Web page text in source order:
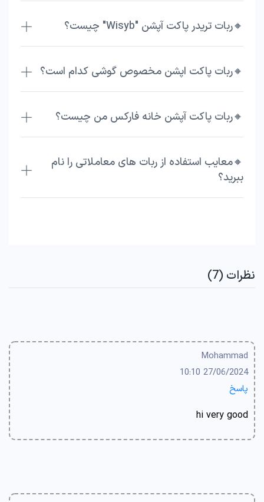
🔸ربات تریدر پاکت آپشن "Wisyb" چیست؟
🔸ربات پاکت اپشن مخصوص گوشی کدام است؟
🔸ربات پاکت آپشن خانه فارکس من چیست؟
🔸معایب استفاده از ربات های معاملاتی را نام
ببرید؟
نظرات (7)
Mohammad
27/06/2024 10:10
پاسخ
hi very good